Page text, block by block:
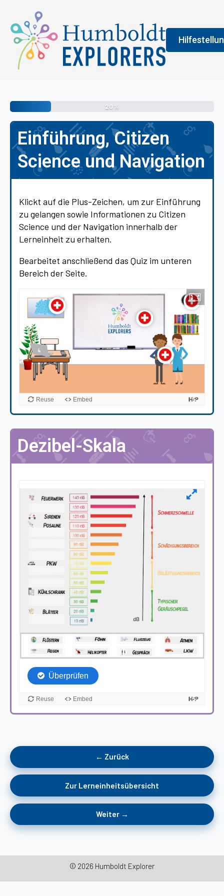
An der
erledigen
vermittelt
20%
Einführung, Citizen
Science und Navigation
Klickt auf die Plus-Zeichen, um zur Einführung
zu gelangen sowie Informationen zu Citizen
Science und der Navigation innerhalb der
Lerneinheit zu erhalten.
Bearbeitet anschließend das Quiz im unteren
Bereich der Seite.
Dezibel-Skala
← Zurück
Zur Lerneinheitsübersicht
Weiter →
© 2026 Humboldt Explorer